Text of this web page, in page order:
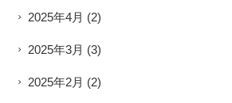
2025年4月 (2)
2025年3月 (3)
2025年2月 (2)